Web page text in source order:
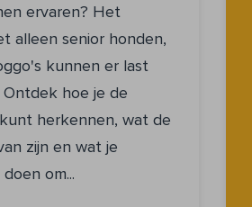
ervaren? Het
alleen senior honden,
kunnen er last
hoe je de
herkennen, wat de
zijn en wat je
om...